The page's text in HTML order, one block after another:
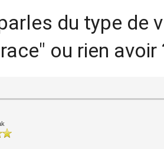
du type de
ou rien avoir